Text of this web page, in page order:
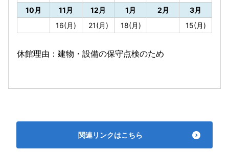
10月
11月 12月 1月 2月
3月
16(月)
21(月) 18(月) 15(月)
休館理由：建物・設備の保守点検のため
関連リンクはこちら